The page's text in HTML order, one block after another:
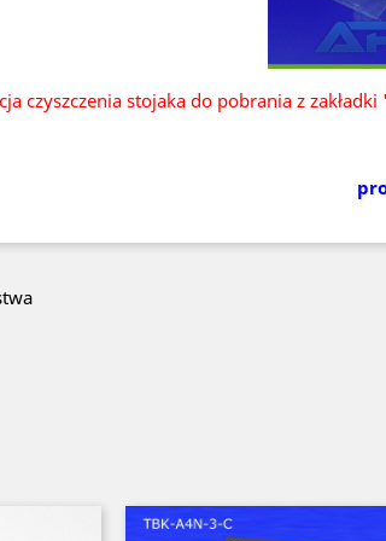
czyszczenia stojaka do pobrania z zakładki